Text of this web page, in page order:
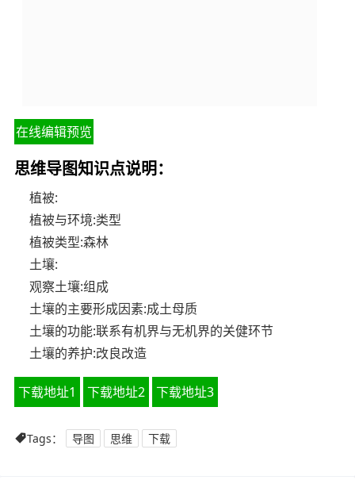
在线编辑预览
思维导图知识点说明：
植被:
植被与环境:类型
植被类型:森林
土壤:
观察土壤:组成
土壤的主要形成因素:成土母质
土壤的功能:联系有机界与无机界的关健环节
土壤的养护:改良改造
下载地址1 下载地址2 下载地址3
Tags： 导图 思维 下载